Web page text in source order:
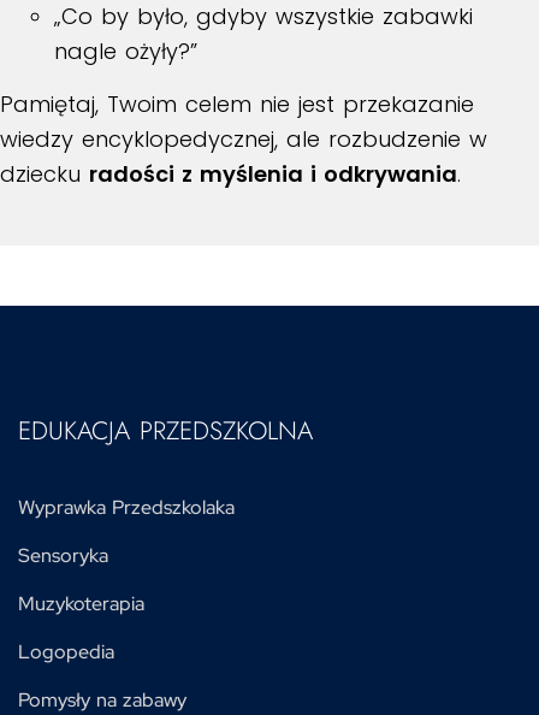
„Co by było, gdyby wszystkie zabawki
nagle ożyły?”
Pamiętaj, Twoim celem nie jest przekazanie
wiedzy encyklopedycznej, ale rozbudzenie w
dziecku radości z myślenia i odkrywania.
EDUKACJA PRZEDSZKOLNA
Wyprawka Przedszkolaka
Sensoryka
Muzykoterapia
Logopedia
Pomysły na zabawy